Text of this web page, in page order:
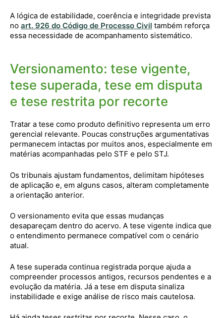
A lógica de estabilidade, coerência e integridade prevista
no art. 926 do Código de Processo Civil também reforça
essa necessidade de acompanhamento sistemático.
Versionamento: tese vigente,
tese superada, tese em disputa
e tese restrita por recorte
Tratar a tese como produto definitivo representa um erro
gerencial relevante. Poucas construções argumentativas
permanecem intactas por muitos anos, especialmente em
matérias acompanhadas pelo STF e pelo STJ.
Os tribunais ajustam fundamentos, delimitam hipóteses
de aplicação e, em alguns casos, alteram completamente
a orientação anterior.
O versionamento evita que essas mudanças
desapareçam dentro do acervo. A tese vigente indica que
o entendimento permanece compatível com o cenário
atual.
A tese superada continua registrada porque ajuda a
compreender processos antigos, recursos pendentes e a
evolução da matéria. Já a tese em disputa sinaliza
instabilidade e exige análise de risco mais cautelosa.